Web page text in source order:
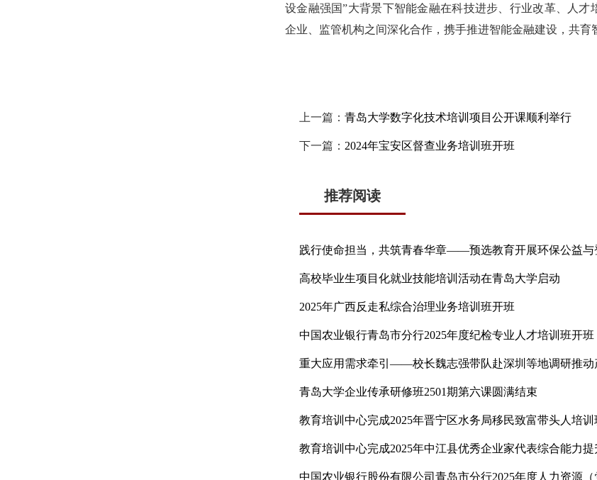
设金融强国”大背景下智能金融在科技进步、行业改革、人
企业、监管机构之间深化合作，携手推进智能金融建设，共育
上一篇： 青岛大学数字化技术培训项目公开课顺利举行
下一篇： 2024年宝安区督查业务培训班开班
推荐阅读
践行使命担当，共筑青春华章——预选教育开展环保公益与
高校毕业生项目化就业技能培训活动在青岛大学启动
2025年广西反走私综合治理业务培训班开班
中国农业银行青岛市分行2025年度纪检专业人才培训班开班
重大应用需求牵引——校长魏志强带队赴深圳等地调研推动
青岛大学企业传承研修班2501期第六课圆满结束
教育培训中心完成2025年晋宁区水务局移民致富带头人培训
教育培训中心完成2025年中江县优秀企业家代表综合能力
中国农业银行股份有限公司青岛市分行2025年度人力资源